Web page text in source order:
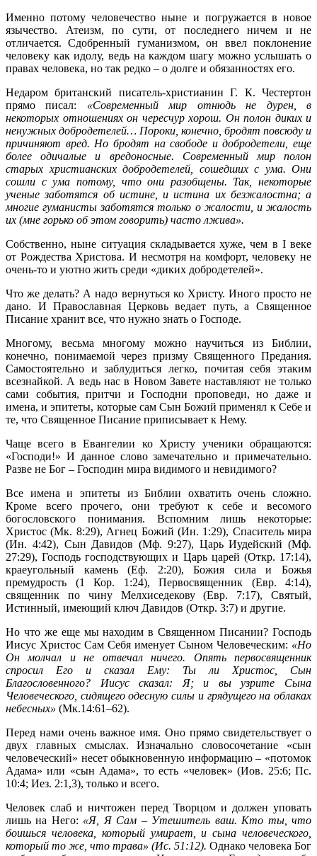
Именно потому человечество ныне и погружается в новое
язычество. Атеизм, по сути, от последнего ничем и не
отличается. Сдобренный гуманизмом, он ввел поклонение
человеку как идолу, ведь на каждом шагу можно услышать о
правах человека, но так редко – о долге и обязанностях его.
Недаром британский писатель-христианин Г. К. Честертон
прямо писал: «Современный мир отнюдь не дурен, в
некоторых отношениях он чересчур хорош. Он полон диких и
ненужных добродетелей… Пороки, конечно, бродят повсюду и
причиняют вред. Но бродят на свободе и добродетели, еще
более одичалые и вредоносные. Современный мир полон
старых христианских добродетелей, сошедших с ума. Они
сошли с ума потому, что они разобщены. Так, некоторые
ученые заботятся об истине, и истина их безжалостна; а
многие гуманисты заботятся только о жалости, и жалость
их (мне горько об этом говорить) часто лжива».
Собственно, ныне ситуация складывается хуже, чем в I веке
от Рождества Христова. И несмотря на комфорт, человеку не
очень-то и уютно жить среди «диких добродетелей».
Что же делать? А надо вернуться ко Христу. Иного просто не
дано. И Православная Церковь ведает путь, а Священное
Писание хранит все, что нужно знать о Господе.
Многому, весьма многому можно научиться из Библии,
конечно, понимаемой через призму Священного Предания.
Самостоятельно и заблудиться легко, почитая себя этаким
всезнайкой. А ведь нас в Новом Завете наставляют не только
сами события, притчи и Господни проповеди, но даже и
имена, и эпитеты, которые сам Сын Божий применял к Себе и
те, что Священное Писание приписывает к Нему.
Чаще всего в Евангелии ко Христу ученики обращаются:
«Господи!» И данное слово замечательно и примечательно.
Разве не Бог – Господин мира видимого и невидимого?
Все имена и эпитеты из Библии охватить очень сложно.
Кроме всего прочего, они требуют к себе и весомого
богословского понимания. Вспомним лишь некоторые:
Христос (Мк. 8:29), Агнец Божий (Ин. 1:29), Спаситель мира
(Ин. 4:42), Сын Давидов (Мф. 9:27), Царь Иудейский (Мф.
27:29), Господь господствующих и Царь царей (Откр. 17:14),
краеугольный камень (Еф. 2:20), Божия сила и Божья
премудрость (1 Кор. 1:24), Первосвященник (Евр. 4:14),
священник по чину Мелхиседекову (Евр. 7:17), Святый,
Истинный, имеющий ключ Давидов (Откр. 3:7) и другие.
Но что же еще мы находим в Священном Писании? Господь
Иисус Христос Сам Себя именует Сыном Человеческим: «Но
Он молчал и не отвечал ничего. Опять первосвященник
спросил Его и сказал Ему: Ты ли Христос, Сын
Благословенного? Иисус сказал: Я; и вы узрите Сына
Человеческого, сидящего одесную силы и грядущего на облаках
небесных» (Мк.14:61–62).
Перед нами очень важное имя. Оно прямо свидетельствует о
двух главных смыслах. Изначально словосочетание «сын
человеческий» несет обыкновенную информацию – «потомок
Адама» или «сын Адама», то есть «человек» (Иов. 25:6; Пс.
10:4; Иез. 2:1,3), только и всего.
Человек слаб и ничтожен перед Творцом и должен уповать
лишь на Него: «Я, Я Сам – Утешитель ваш. Кто ты, что
боишься человека, который умирает, и сына человеческого,
который то же, что трава» (Ис. 51:12). Однако человека Бог